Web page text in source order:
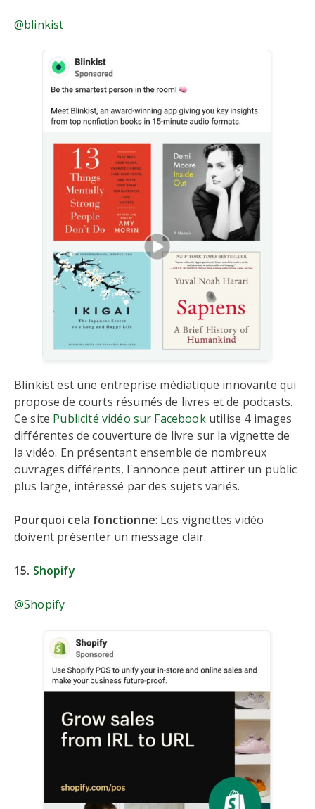
@blinkist
Blinkist est une entreprise médiatique innovante qui
propose de courts résumés de livres et de podcasts.
Ce site Publicité vidéo sur Facebookutilise 4 images
différentes de couverture de livre sur la vignette de
la vidéo. En présentant ensemble de nombreux
ouvrages différents, l'annonce peut attirer un public
plus large, intéressé par des sujets variés.
Pourquoi cela fonctionne: Les vignettes vidéo
doivent présenter un message clair.
15. Shopify
@Shopify